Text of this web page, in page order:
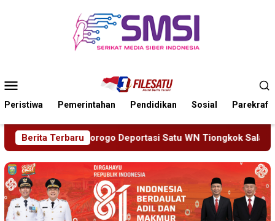
Mobile
Peristiwa Pemerintahan Pendidikan Sosial Parekraf
Berita Terbaru
Tiongkok Salahgunakan Ijin Tinggal 19 Siswa